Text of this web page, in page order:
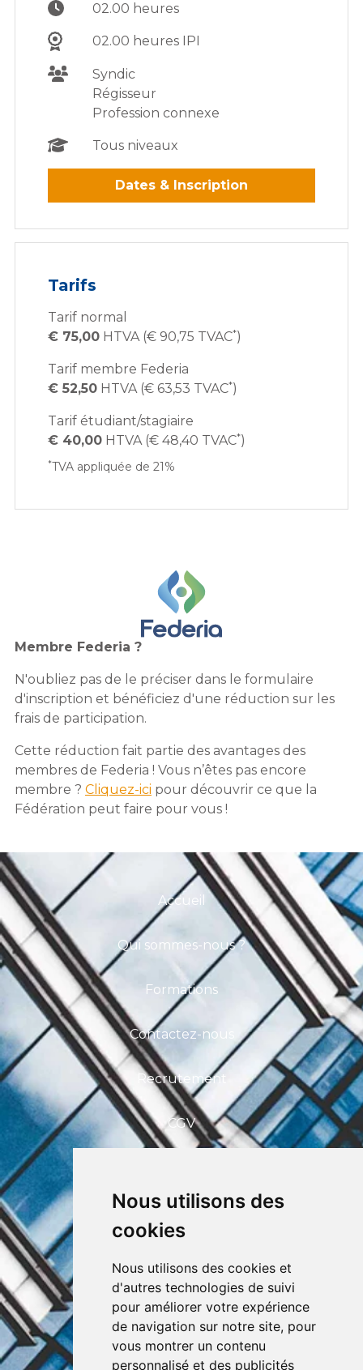
Nous utilisons des
cookies
Nous utilisons des cookies et
d'autres technologies de suivi
pour améliorer votre expérience
de navigation sur notre site, pour
vous montrer un contenu
personnalisé et des publicités
02.00 heures
02.00 heures IPI
Syndic
Régisseur
Profession connexe
Tous niveaux
Dates & Inscription
Tarifs
Tarif normal
€ 75,00 HTVA (€ 90,75 TVAC*)
Tarif membre Federia
€ 52,50 HTVA (€ 63,53 TVAC*)
Tarif étudiant/stagiaire
€ 40,00 HTVA (€ 48,40 TVAC*)
*TVA appliquée de 21%
Membre Federia ?
N'oubliez pas de le préciser dans le formulaire
d'inscription et bénéficiez d'une réduction sur les
frais de participation.
Cette réduction fait partie des avantages des
membres de Federia ! Vous n’êtes pas encore
membre ? Cliquez-ici pour découvrir ce que la
Fédération peut faire pour vous !
Accueil
Qui sommes-nous ?
Formations
Contactez-nous
Recrutement
CGV
CEFIM ASBL
Avenue Pasteur 6, 1300 Wavre
info@cefim.be
BCE 0562.870.808